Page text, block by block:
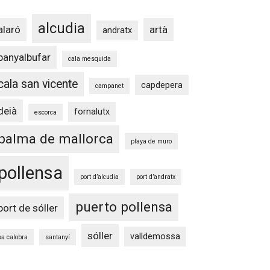
alcudia andratx artà
cala mesquida
san vicente campanet capdepera
escorca fornalutx
de mallorca playa de muro
port d’alcudia port d’andratx
de sóller puerto pollensa
calobra santanyí sóller valldemossa